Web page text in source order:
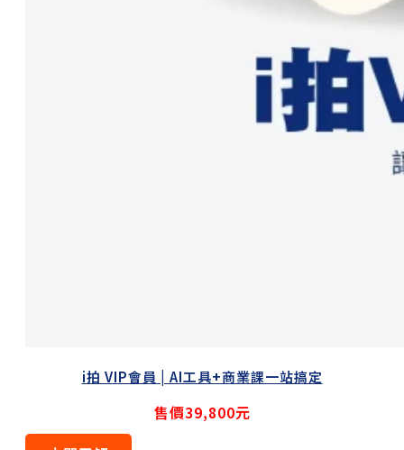
i拍 VIP會員 | AI工具+商業課一站搞定
售價39,800元